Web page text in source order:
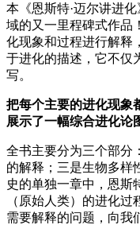
本《恩斯特·迈尔讲进
域的又一里程碑式作品
化现象和过程进行解释
于进化的描述，它不仅
写。
把每个主要的进化现象
展示了一幅综合进化论
全书主要分为三个部分
的解释；三是生物多样
史的单独一章中，恩斯
（原始人类）的进化
需要解释的问题，向我